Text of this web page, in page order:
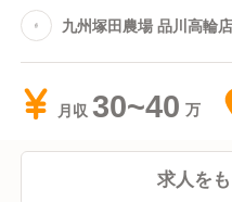
九州塚田農場 品川高輪店
月収 30~40
求人を